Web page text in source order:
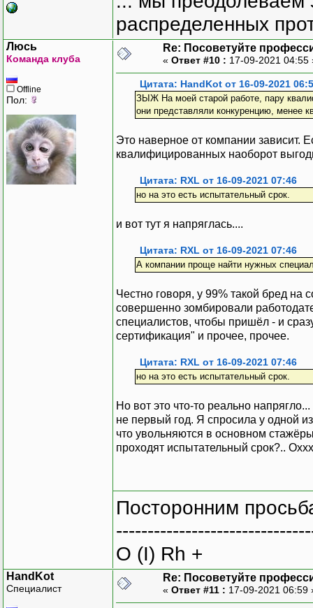
распределенных
Люсь
Команда клуба
Offline
Пол:
Re: Посоветуйте
« Ответ #10 : 17-09-2021
Цитата: HandKot от 16-09-2021
ЗЫЖ На моей старой работе, пару
они представляли конкуренцию, менее
Это наверное от компании зависит.
квалифицированных наоборот
Цитата: RXL от 16-09-2021 07:46
но на это есть испытательный срок.
и вот тут я напряглась....
Цитата: RXL от 16-09-2021 07:46
А компании проще найти нужных
Честно говоря, у 99% такой бред
совершенно зомбировали
специалистов, чтобы пришёл - и
сертификация" и прочее, прочее.
Цитата: RXL от 16-09-2021 07:46
но на это есть испытательный срок.
Но вот это что-то реально
не первый год. Я спросила у одной
что увольняются в основном
проходят испытательный срок?..
Посторонним
O (I) Rh +
HandKot
Специалист
Re: Посоветуйте
« Ответ #11 : 17-09-2021 06:59